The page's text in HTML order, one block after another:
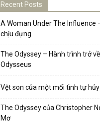
Recent Posts
A Woman Under The Influence
chịu đựng
The Odyssey – Hành trình trở
Odysseus
Vệt son của một mối tình tự hủy
The Odyssey của Christopher
Mơ